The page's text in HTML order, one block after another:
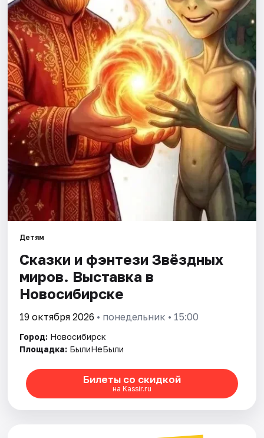
Города
Площадки
Артисты
Рейтинги
Детям
Сказки и фэнтези Звёздных
миров. Выставка в
Новосибирске
19 октября 2026 • понедельник • 15:00
Город: Новосибирск
Площадка: БылиНеБыли
Билеты со скидкой
на Kassir.ru